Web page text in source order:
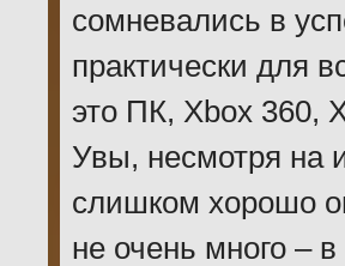
сомневались в
практически для
это ПК, Xbox 360,
Увы, несмотря на
слишком хорошо
не очень много –